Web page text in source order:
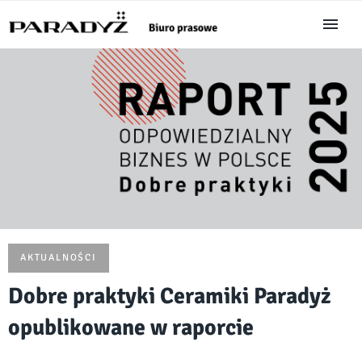
AKTUALNOŚCI
Dobre praktyki Ceramiki Paradyż
opublikowane w raporcie